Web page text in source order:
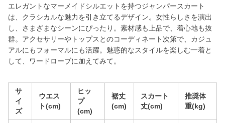
エレガントなマーメイドシルエットを持つジャンパースカート
は、クラシカルな魅力を引き立てるデザイン。女性らしさを演出
し、さまざまなシーンにぴったり。素材感も上品で、着心地も抜
群。アクセサリーやトップスとのコーディネート次第で、カジュ
アルにもフォーマルにも活躍。魅惑的なスタイルを楽しむ一着と
して、ワードローブに加えてみて。
サ
イ
ズ
ウエス
ト(cm)
ヒッ
プ
(cm)
裾丈
(cm)
スカート
丈(cm)
推奨体
重(kg)